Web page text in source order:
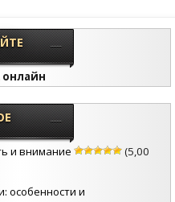
онлайн
и внимание
(5,00
особенности и